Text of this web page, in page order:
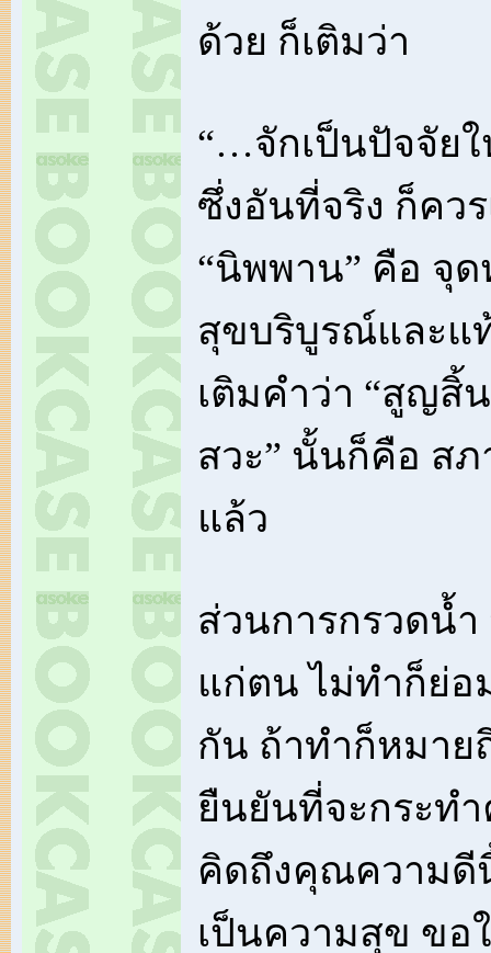
ด้วย ก็เติมว่า
“…จักเป็นปัจจัย
ซึ่งอันที่จริง ก็ควร
“นิพพาน” คือ จุ
สุขบริบูรณ์และแ
เติมคำว่า “สูญสิ้
สวะ” นั้นก็คือ ส
แล้ว
ส่วนการกรวดน้ำ
แก่ตน ไม่ทำก็ย่อ
กัน ถ้าทำก็หมาย
ยืนยันที่จะกระท
คิดถึงคุณความดี
เป็นความสุข ข